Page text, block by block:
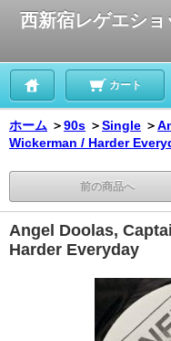
西新宿レゲエシ
カート
ホーム ＞90s ＞Single ＞
Wickerman / Harder
前の商品へ
Angel Doolas,
Harder Everyday